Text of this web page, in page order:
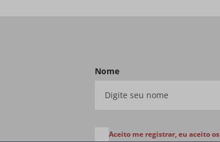
Nome
Aceito me registrar, eu aceito os